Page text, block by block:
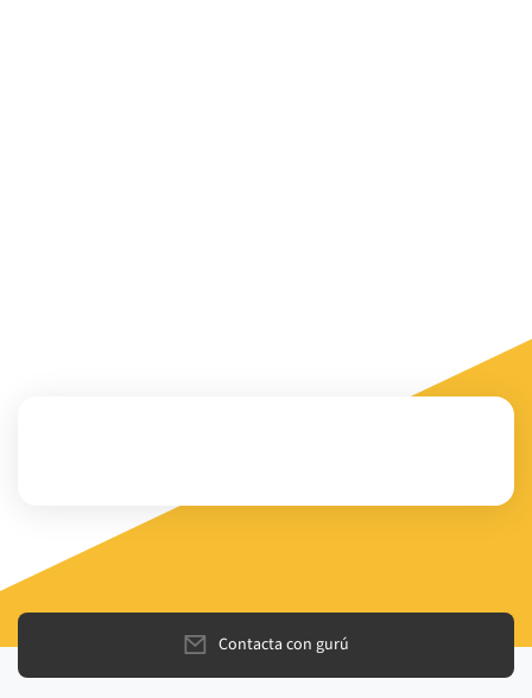
Contacta con gurú